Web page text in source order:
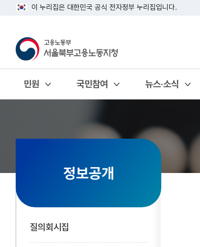
이 누리집은 대한민국 공식 전자정부 누리집입니다.
민원
열기
국민참여
열기
뉴스·소식
열기
정보공개
질의회시집